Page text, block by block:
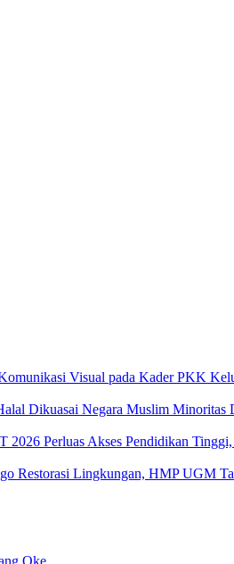
Perluas Akses Pendidikan
Restorasi Lingkungan, HMP UGM